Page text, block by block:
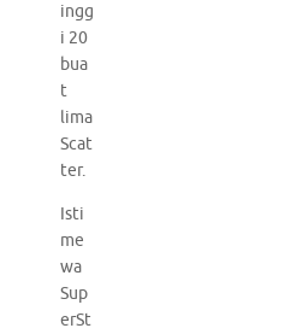
ingg
i 20
bua
t
lima
Scat
ter.
Isti
me
wa
Sup
erSt